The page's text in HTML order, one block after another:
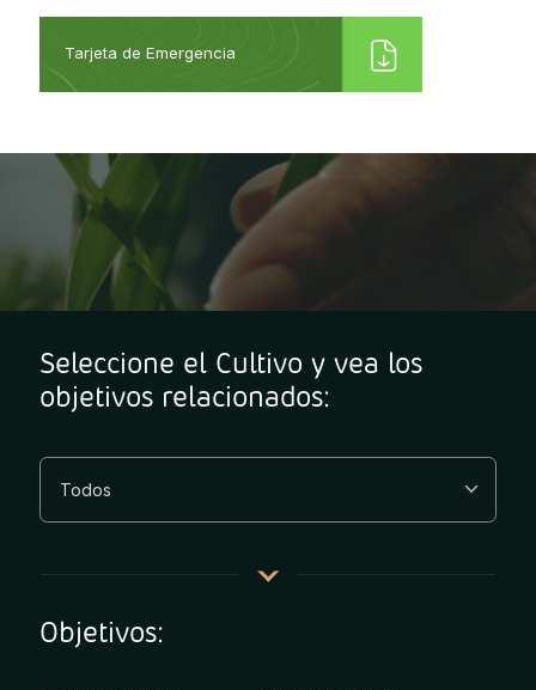
Tarjeta de Emergencia
Seleccione el Cultivo y vea los
objetivos relacionados:
Objetivos: